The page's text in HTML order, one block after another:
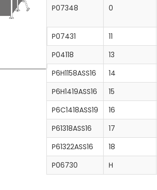
P07348
0
P07431
11
P04118
13
P6H1158ASS16
14
P6H1419ASS16
15
P6C1418ASS19
16
P61318ASS16
17
P61322ASS16
18
P06730
H